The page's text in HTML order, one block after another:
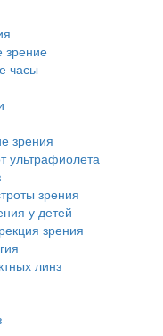
зрение
часы
зрения
ультрафиолета
зрения
у детей
зрения
линз